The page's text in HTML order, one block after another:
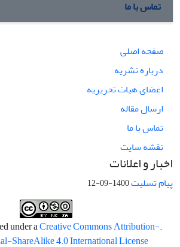
تماس با ما
صفحه اصلی
درباره نشریه
اعضای هیات تحریریه
ارسال مقاله
تماس با ما
نقشه سایت
اخبار و اعلانات
پیام تسلیت1400-09-12
.This work is licensed under a
Creative Commons Attribution-
ShareAlike 4.0 International License